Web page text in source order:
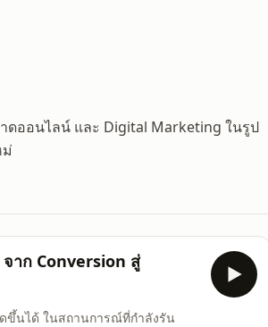
ดออนไลน์ และ Digital Marketing ในรูป
ม่
าก Conversion สู่
ขึ้นได้ ในสถานการณ์ที่กำลังรัน